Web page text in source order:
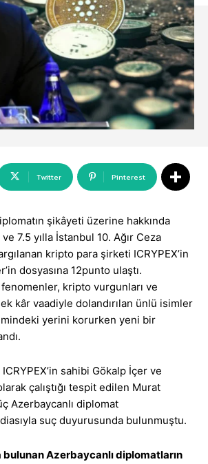
Twitter Pinterest
şikâyeti üzerine hakkında
7.5 yılla İstanbul 10. Ağır Ceza
kripto para şirketi ICRYPEX’in
dosyasına 12punto ulaştı.
kripto vurgunları ve
kâr vaadiyle dolandırılan ünlü isimler
yerini korurken yeni bir
sahibi Gökalp İçer ve
çalıştığı tespit edilen Murat
Azerbaycanlı diplomat
suç duyurusunda bulunmuştu.
Azerbaycanlı diplomatların